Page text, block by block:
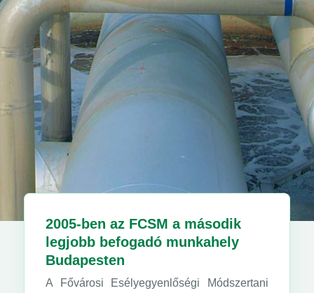
2005-ben az FCSM a második
legjobb befogadó munkahely
Budapesten
A Fővárosi Esélyegyenlőségi Módszertani